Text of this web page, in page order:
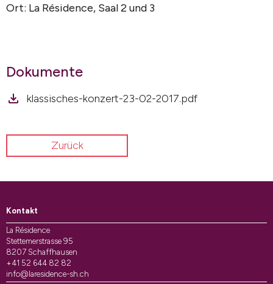
Ort: La Résidence, Saal 2 und 3
Dokumente
klassisches-konzert-23-02-2017.pdf
Zurück
Kontakt
La Résidence
Stettemerstrasse 95
8207 Schaffhausen
+41 52 644 82 82
info@laresidence-sh.ch